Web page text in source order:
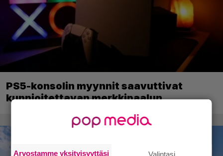
PS5-konsolin myynnit saavuttivat
kunnioitettavan merkkipaalun
Arvostamme yksityisyyttäsi Valintasi